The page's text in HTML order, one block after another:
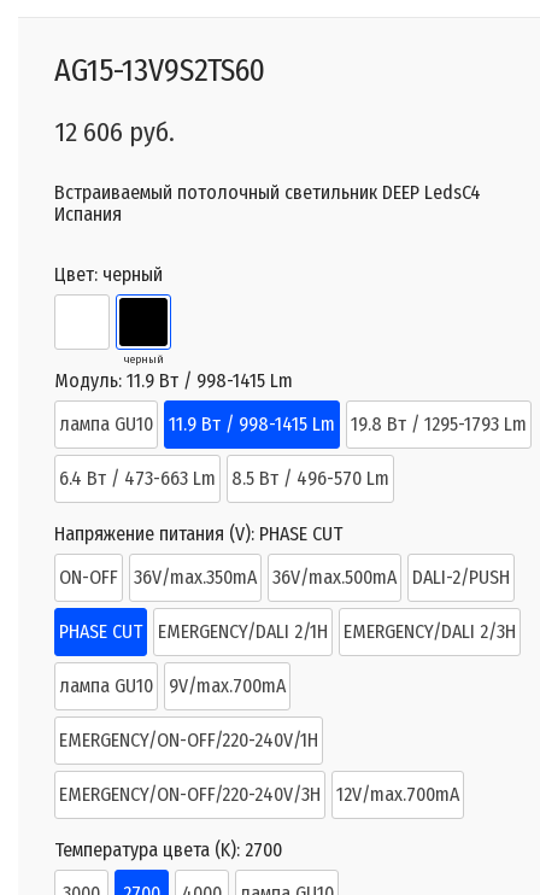
AG15-13V9S2TS60
12 606 руб.
Встраиваемый потолочный светильник DEEP LedsC4
Испания
Цвет: черный
черный
Модуль: 11.9 Вт / 998-1415 Lm
лампа GU10
11.9 Вт / 998-1415 Lm 19.8 Вт / 1295-1793 Lm
6.4 Вт / 473-663 Lm 8.5 Вт / 496-570 Lm
Напряжение питания (V): PHASE CUT
ON-OFF
36V/max.350mA 36V/max.500mA DALI-2/PUSH
PHASE CUT EMERGENCY/DALI 2/1H EMERGENCY/DALI 2/3H
лампа GU10 9V/max.700mA
EMERGENCY/ON-OFF/220-240V/1H
EMERGENCY/ON-OFF/220-240V/3H 12V/max.700mA
Температура цвета (K): 2700